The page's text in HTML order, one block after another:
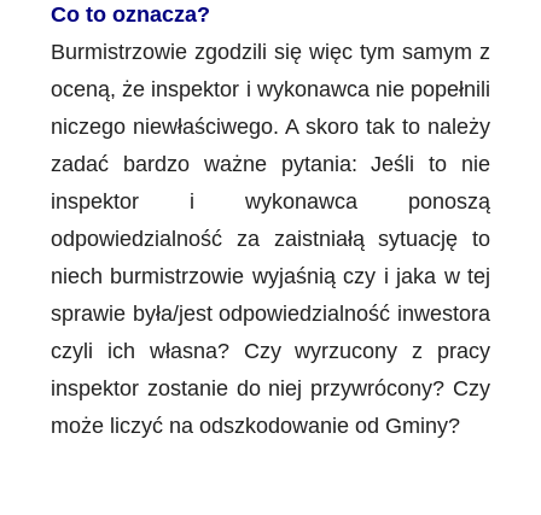
Co to oznacza?
Burmistrzowie zgodzili się więc tym samym z
oceną, że inspektor i wykonawca nie popełnili
niczego niewłaściwego. A skoro tak to należy
zadać bardzo ważne pytania: Jeśli to nie
inspektor i wykonawca ponoszą
odpowiedzialność za zaistniałą sytuację to
niech burmistrzowie wyjaśnią czy i jaka w tej
sprawie była/jest odpowiedzialność inwestora
czyli ich własna? Czy wyrzucony z pracy
inspektor zostanie do niej przywrócony? Czy
może liczyć na odszkodowanie od Gminy?